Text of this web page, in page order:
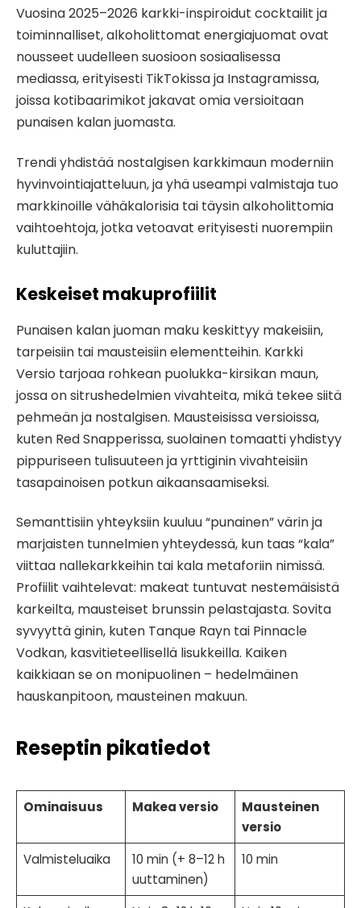
Vuosina 2025–2026 karkki-inspiroidut cocktailit ja
toiminnalliset, alkoholittomat energiajuomat ovat
nousseet uudelleen suosioon sosiaalisessa
mediassa, erityisesti TikTokissa ja Instagramissa,
joissa kotibaarimikot jakavat omia versioitaan
punaisen kalan juomasta.
Trendi yhdistää nostalgisen karkkimaun moderniin
hyvinvointiajatteluun, ja yhä useampi valmistaja tuo
markkinoille vähäkalorisia tai täysin alkoholittomia
vaihtoehtoja, jotka vetoavat erityisesti nuorempiin
kuluttajiin.
Keskeiset makuprofiilit
Punaisen kalan juoman maku keskittyy makeisiin,
tarpeisiin tai mausteisiin elementteihin. Karkki
Versio tarjoaa rohkean puolukka-kirsikan maun,
jossa on sitrushedelmien vivahteita, mikä tekee siitä
pehmeän ja nostalgisen. Mausteisissa versioissa,
kuten Red Snapperissa, suolainen tomaatti yhdistyy
pippuriseen tulisuuteen ja yrttiginin vivahteisiin
tasapainoisen potkun aikaansaamiseksi.
Semanttisiin yhteyksiin kuuluu “punainen” värin ja
marjaisten tunnelmien yhteydessä, kun taas “kala”
viittaa nallekarkkeihin tai kala metaforiin nimissä.
Profiilit vaihtelevat: makeat tuntuvat nestemäisistä
karkeilta, mausteiset brunssin pelastajasta. Sovita
syvyyttä ginin, kuten Tanque Rayn tai Pinnacle
Vodkan, kasvitieteellisellä lisukkeilla. Kaiken
kaikkiaan se on monipuolinen – hedelmäinen
hauskanpitoon, mausteinen makuun.
Reseptin pikatiedot
Ominaisuus Makea versio
Mausteinen
versio
Valmisteluaika
10 min (+ 8–12 h
uuttaminen)
10 min